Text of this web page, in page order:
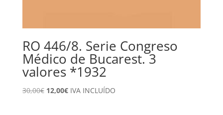
RO 446/8. Serie Congreso
Médico de Bucarest. 3
valores *1932
30,00€ El
12,00€ElIVA INCLUÍDO